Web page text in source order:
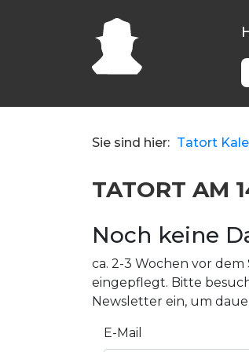
Sie sind hier: Tatort
TATORT AM
Noch keine
ca. 2-3 Wochen vor
eingepflegt. Bitte
Newsletter ein, um
E-Mail